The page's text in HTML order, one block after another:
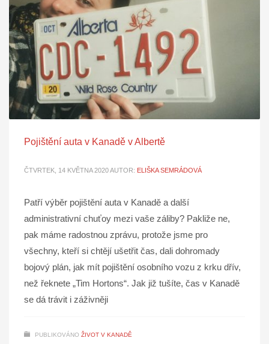
Pojištění auta v Kanadě v Albertě
ČTVRTEK, 14 KVĚTNA 2020AUTOR: ELIŠKA SEMRÁDOVÁ
Patří výběr pojištění auta v Kanadě a další
administrativní chuťoy mezi vaše záliby? Pakliže ne,
pak máme radostnou zprávu, protože jsme pro
všechny, kteří si chtějí ušetřit čas, dali dohromady
bojový plán, jak mít pojištění osobního vozu z krku dřív,
než řeknete „Tim Hortons“. Jak již tušíte, čas v Kanadě
se dá trávit i záživněji
PUBLIKOVÁNO ŽIVOT V KANADĚ